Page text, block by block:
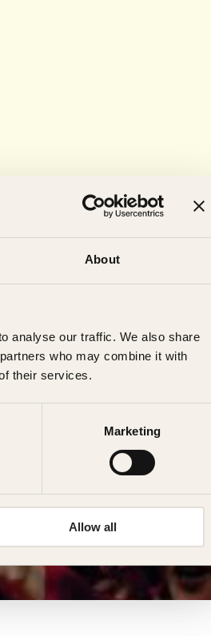
About
analyse our traffic. We also share
who may combine it with
their services.
Marketing
Allow all